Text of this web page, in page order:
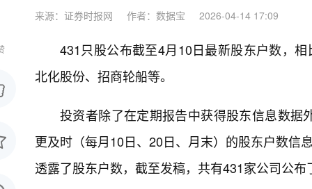
来源：证券时报网 作者：数据宝 2026-04-14 17:09
431只股公布截至4月10日最新股东户数，
北化股份、招商轮船等。
投资者除了在定期报告中获得股东信息数
更及时（每月10日、20日、月末）的股东户数信
透露了股东户数，截至发稿，共有431家公司公